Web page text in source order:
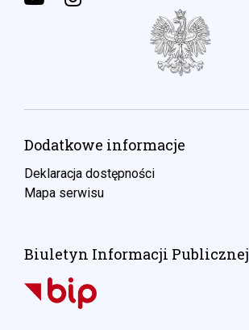
Dodatkowe informacje
Deklaracja dostępności
Mapa serwisu
Biuletyn Informacji Publicznej